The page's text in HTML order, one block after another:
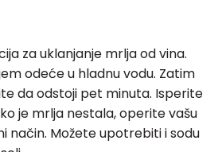
za uklanjanje mrlja od vina.
odeće u hladnu vodu. Zatim
da odstoji pet minuta. Isperite
je mrlja nestala, operite vašu
način. Možete upotrebiti i sodu